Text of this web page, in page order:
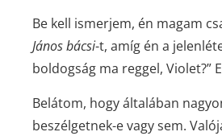
Be kell ismerjem, én magam
János bácsi-t, amíg én a
boldogság ma reggel, Violet?”
Belátom, hogy általában
beszélgetnek-e vagy sem.